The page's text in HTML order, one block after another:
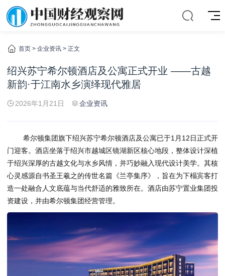
首页 > 企业资讯 > 正文
绍兴苏宁希尔顿酒店及公寓正式开业 ——古越
新韵·于江南水乡演绎现代雅居
2026年1月21日 企业资讯
希尔顿集团旗下绍兴苏宁希尔顿酒店及公寓已于1月12日正式开
门迎客。酒店坐落于绍兴市越城区镜湖新区核心地段，整体设计深植
于绍兴深厚的古越文化与水乡风情，并巧妙融入现代设计美学。其核
心灵感源自书圣王羲之的传世名篇《兰亭集序》，旨在为下榻宾客打
造一处融合人文底蕴与当代舒适的雅致所在。酒店由苏宁置业集团投
资建设，并由希尔顿集团经营管理。